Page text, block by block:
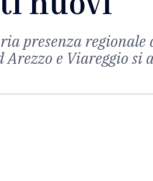
presenza regionale
e Viareggio si